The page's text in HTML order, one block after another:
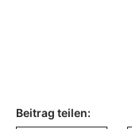
Beitrag teilen: